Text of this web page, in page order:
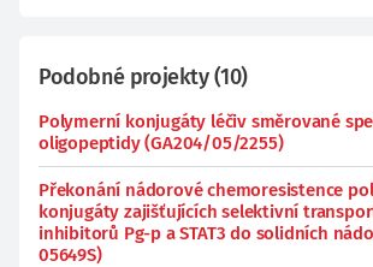
Podobné projekty(10)
Polymerní konjugáty léčiv směrované
oligopeptidy (GA204/05/2255)
Překonání nádorové chemoresistence
konjugáty zajišťujících selektivní
inhibitorů Pg-p a STAT3 do solidních
05649S)